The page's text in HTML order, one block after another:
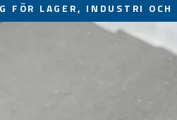
Pausa
FÖR LAGER, INDUSTRI OCH